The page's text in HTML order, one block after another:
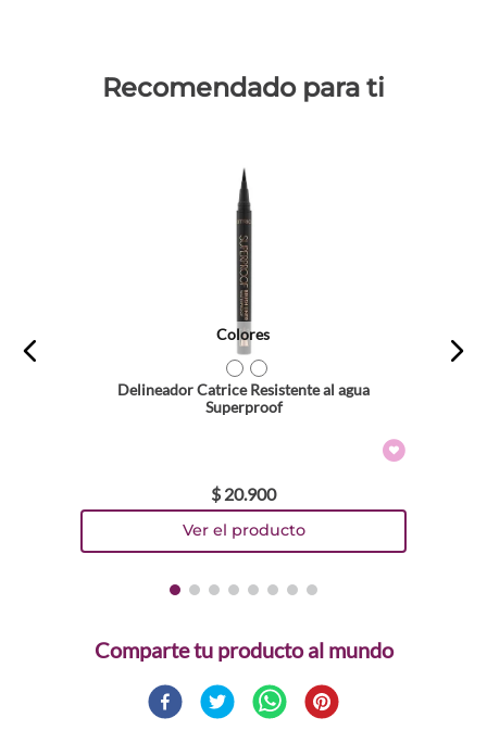
Recomendado para ti
Colores
Delineador Catrice Resistente al agua
Superproof
$ 20.900
Comparte